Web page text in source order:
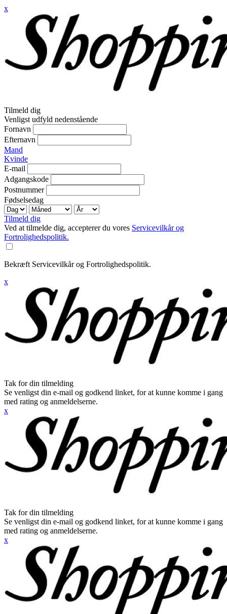
x
Tilmeld dig
Venligst udfyld nedenstående
Fornavn
Efternavn
Mand
Kvinde
E-mail
Adgangskode
Postnummer
Fødselsedag
Tilmeld dig
Ved at tilmelde dig, accepterer du vores Servicevilkår og
Fortrolighedspolitik.
Bekræft Servicevilkår og Fortrolighedspolitik.
x
Tak for din tilmelding
Se venligst din e-mail og godkend linket, for at kunne komme i gang
med rating og anmeldelserne.
x
Tak for din tilmelding
Se venligst din e-mail og godkend linket, for at kunne komme i gang
med rating og anmeldelserne.
x